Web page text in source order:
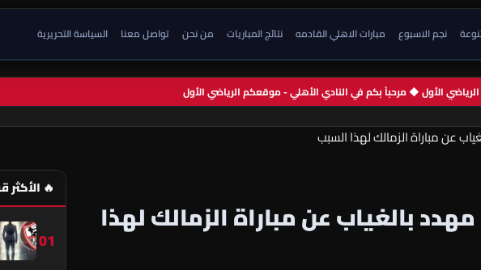
نجم الاسبوع مبارات الاهلي القادمه نتائج المباريات من نحن تواصل معنا السياسة التحريرية
الأول ◆ مرحباً بكم في النادي الأهلي - موقعكم الرياضي الأول
عن مباراة الزمالك لهذا السبب
بالغياب عن مباراة الزمالك لهذا
🔥 الأكثر
01